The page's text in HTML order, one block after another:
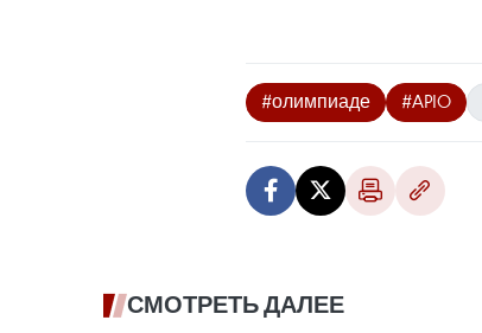
#олимпиаде #APIO
СМОТРЕТЬ ДАЛЕЕ